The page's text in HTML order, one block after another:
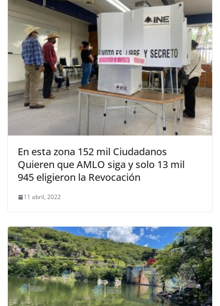
En esta zona 152 mil Ciudadanos
Quieren que AMLO siga y solo 13 mil
945 eligieron la Revocación
11 abril, 2022